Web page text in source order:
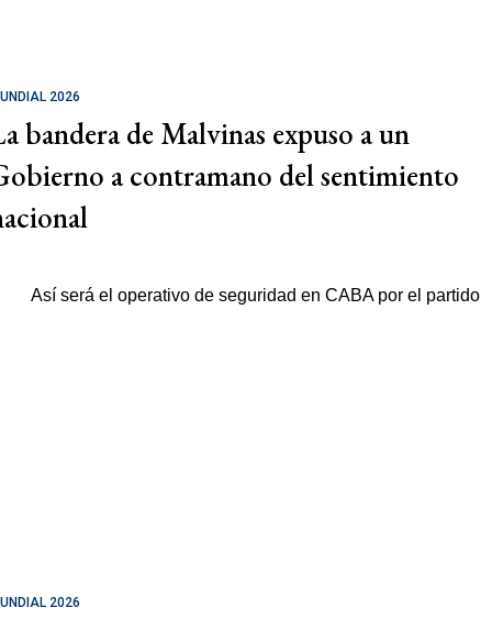
2026
bandera de Malvinas expuso a un
a contramano del sentimiento
2026